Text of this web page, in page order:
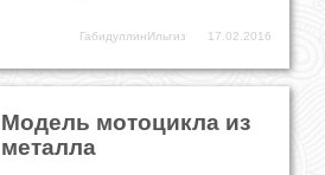
ГабидуллинИльгиз 17.02.2016
Модель мотоцикла из
металла